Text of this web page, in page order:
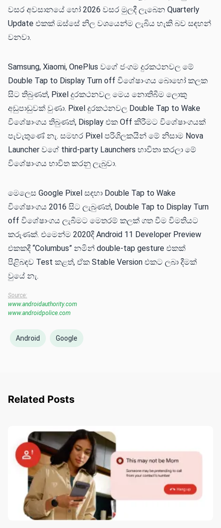
විශේෂාංගයක් ලබා දීමට සුදානමින් සිටින බවට තොරතුරු
වාර්තා වනවා.
Double Tap කිරීම මගින් Screen එක Off කිරීමේ පහසුකම
මෙලෙස ලැබෙනු ඇත. එය Android 16 Beta Version එකක්
සමඟ හඳුනා ගැනීමට ලැබී ඇති අතර කෙසේ වුවත් Android 16
Stable Version එක සමඟින් මෙය නොලැබෙන ඇති වුවත් මේ
වසර අවසානයේ හෝ 2026 වසර මුලදී ලැබෙන Quarterly
Update එකක් ඔස්සේ නිල වශයෙන්ම ලැබිය හැකි බව සඳහන්
වනවා.
Double Tap to Display Turn off විශේෂාංගය බොහෝ කලක
සිට තිබුණත්, Pixel දුරකථනවල මෙය නොතිබීම ලොකු
අඩුපාඩුවක් වුණා. Pixel දුරකථනවල Double Tap to Wake
විශේෂාංගය තිබුණත්, Display එක Off කිරීමට විශේෂාංගයක්
පැවැතුණේ නැ. සමහර Pixel පරිශිලකයින් මේ නිසාම Nova
Launcher වගේ third-party Launchers භාවිතා කරලා මේ
විශේෂාංගය භාවිත කරනු ලැබුවා.
මෙලෙ​ස Google Pixel සඳහා Double Tap to Wake
off විශේෂාංගය ලැබීමට මෙතරම් කලක් ගත වීම විමතියට
Android Google
Related Posts